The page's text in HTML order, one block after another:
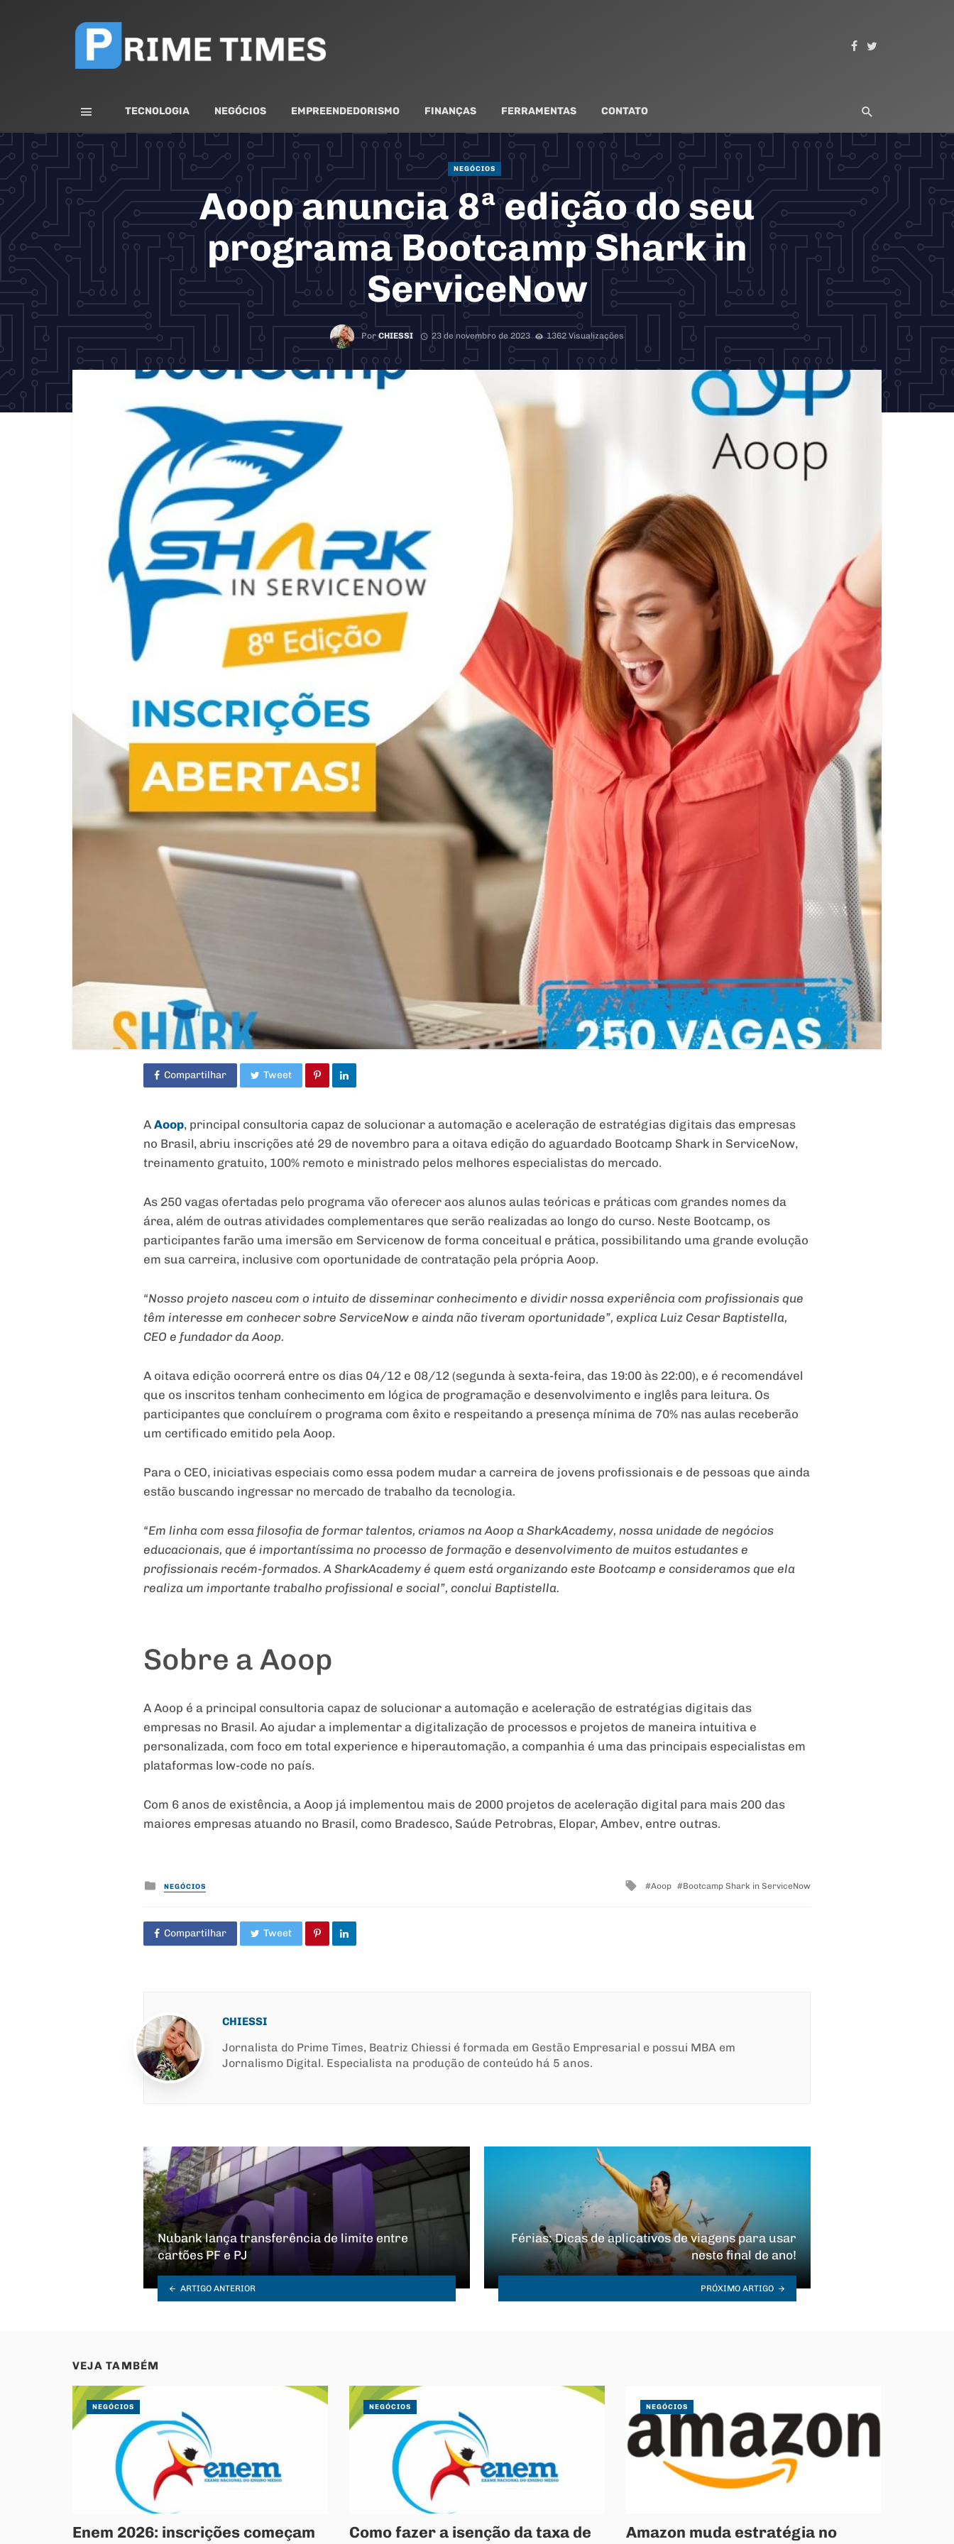
TECNOLOGIA NEGÓCIOS EMPREENDEDORISMO FINANÇAS FERRAMENTAS CONTATO
NEGÓCIOS
Aoop anuncia 8ª edição do seu
programa Bootcamp Shark in
ServiceNow
PorCHIESSI 23 de novembro de 2023 1362 Visualizações
Compartilhar Tweet
A Aoop, principal consultoria capaz de solucionar a automação e aceleração de estratégias digitais das empresas
no Brasil, abriu inscrições até 29 de novembro para a oitava edição do aguardado Bootcamp Shark in ServiceNow,
treinamento gratuito, 100% remoto e ministrado pelos melhores especialistas do mercado.
As 250 vagas ofertadas pelo programa vão oferecer aos alunos aulas teóricas e práticas com grandes nomes da
área, além de outras atividades complementares que serão realizadas ao longo do curso. Neste Bootcamp, os
participantes farão uma imersão em Servicenow de forma conceitual e prática, possibilitando uma grande evolução
em sua carreira, inclusive com oportunidade de contratação pela própria Aoop.
“Nosso projeto nasceu com o intuito de disseminar conhecimento e dividir nossa experiência com profissionais que
têm interesse em conhecer sobre ServiceNow e ainda não tiveram oportunidade”, explica Luiz Cesar Baptistella,
CEO e fundador da Aoop.
A oitava edição ocorrerá entre os dias 04/12 e 08/12 (segunda à sexta-feira, das 19:00 às 22:00), e é recomendável
que os inscritos tenham conhecimento em lógica de programação e desenvolvimento e inglês para leitura. Os
participantes que concluírem o programa com êxito e respeitando a presença mínima de 70% nas aulas receberão
um certificado emitido pela Aoop.
Para o CEO, iniciativas especiais como essa podem mudar a carreira de jovens profissionais e de pessoas que ainda
estão buscando ingressar no mercado de trabalho da tecnologia.
“Em linha com essa filosofia de formar talentos, criamos na Aoop a SharkAcademy, nossa unidade de negócios
educacionais, que é importantíssima no processo de formação e desenvolvimento de muitos estudantes e
profissionais recém-formados. A SharkAcademy é quem está organizando este Bootcamp e consideramos que ela
realiza um importante trabalho profissional e social”, conclui Baptistella.
Sobre a Aoop
A Aoop é a principal consultoria capaz de solucionar a automação e aceleração de estratégias digitais das
empresas no Brasil. Ao ajudar a implementar a digitalização de processos e projetos de maneira intuitiva e
personalizada, com foco em total experience e hiperautomação, a companhia é uma das principais especialistas em
plataformas low-code no país.
Com 6 anos de existência, a Aoop já implementou mais de 2000 projetos de aceleração digital para mais 200 das
maiores empresas atuando no Brasil, como Bradesco, Saúde Petrobras, Elopar, Ambev, entre outras.
Posted
in
NEGÓCIOS
Tagged
Aoop Bootcamp Shark in ServiceNow
Compartilhar Tweet
CHIESSI
Jornalista do Prime Times, Beatriz Chiessi é formada em Gestão Empresarial e possui MBA em
Jornalismo Digital. Especialista na produção de conteúdo há 5 anos.
Nubank lança transferência de limite entre
cartões PF e PJ
ARTIGO ANTERIOR
Férias: Dicas de aplicativos de viagens para usar
neste final de ano!
PRÓXIMO ARTIGO
VEJA TAMBÉM
Enem 2026: inscrições começam
NEGÓCIOS
Como fazer a isenção da taxa de
NEGÓCIOS
Amazon muda estratégia no
NEGÓCIOS